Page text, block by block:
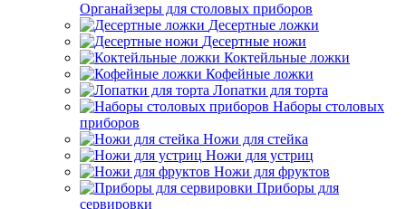
Органайзеры для столовых приборов
Десертные ложки
Десертные ножи
Коктейльные ложки
Кофейные ложки
Лопатки для торта
Наборы столовых
приборов
Ножи для стейка
Ножи для устриц
Ножи для фруктов
Приборы для
сервировки